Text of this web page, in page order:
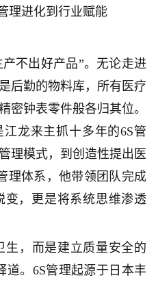
理进化到行业赋能
不出好产品”。无论走进
后勤的物料库，所有医疗
密钟表零件般各归其位。
龙来主抓十多年的6S管
理模式，到创造性提出医
理体系，他带领团队完成
变，更是将系统思维渗透
生，而是建立质量安全的
道。6S管理起源于日本丰